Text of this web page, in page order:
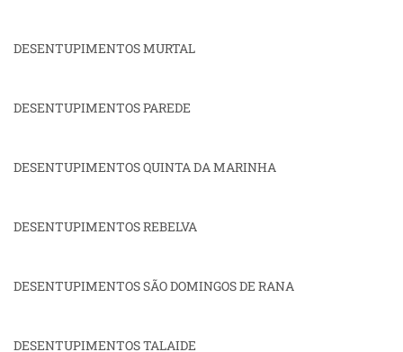
DESENTUPIMENTOS MURTAL
DESENTUPIMENTOS PAREDE
DESENTUPIMENTOS QUINTA DA MARINHA
DESENTUPIMENTOS REBELVA
DESENTUPIMENTOS SÃO DOMINGOS DE RANA
DESENTUPIMENTOS TALAIDE